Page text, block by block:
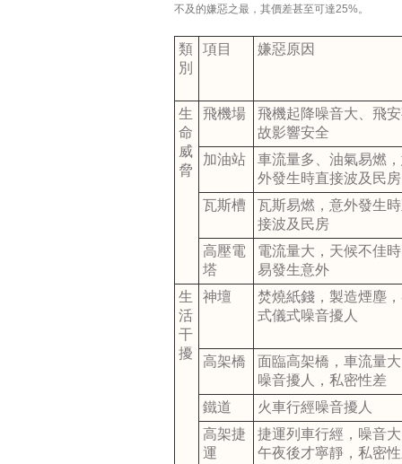
不及的嫌惡之最，其價差甚至可達25%。
類
別
項目 嫌惡原因
生
命
威
脅
飛機場
飛機起降噪音大、飛
故影響安全
加油站
車流量多、油氣易燃
外發生時直接波及民房
瓦斯槽
瓦斯易燃，意外發生
接波及民房
高壓電
塔
電流量大，天候不佳
易發生意外
生
活
干
擾
神壇
焚燒紙錢，製造煙塵
式儀式噪音擾人
高架橋
面臨高架橋，車流量
噪音擾人，私密性差
鐵道
火車行經噪音擾人
高架捷
運
捷運列車行經，噪音
午夜後才寧靜，私密